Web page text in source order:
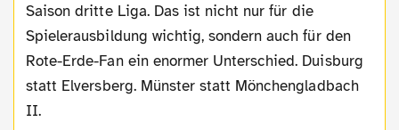
Saison dritte Liga. Das ist nicht nur für die
Spielerausbildung wichtig, sondern auch für den
Rote-Erde-Fan ein enormer Unterschied. Duisburg
statt Elversberg. Münster statt Mönchengladbach
II.